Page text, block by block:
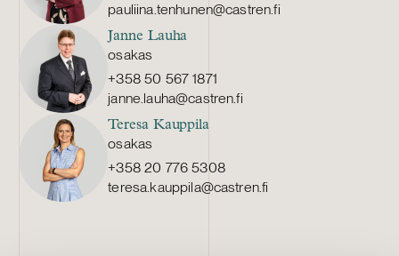
pauliina.tenhunen@castren.fi
Janne Lauha
osakas
+358 50 567 1871
janne.lauha@castren.fi
Teresa Kauppila
osakas
+358 20 776 5308
teresa.kauppila@castren.fi